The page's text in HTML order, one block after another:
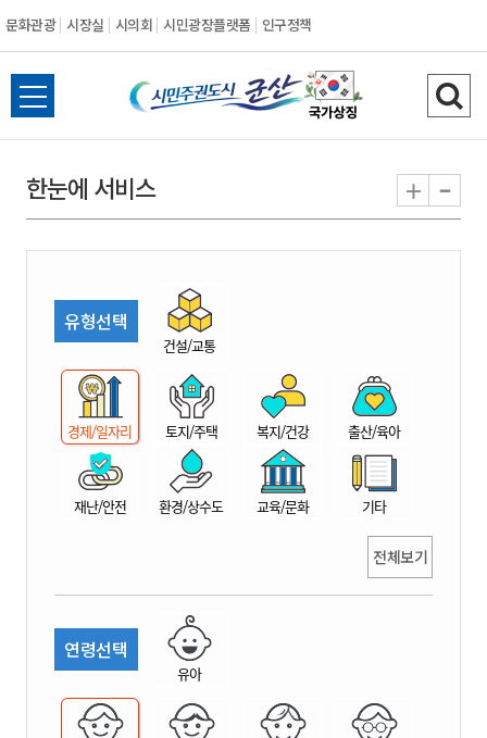
문화관광 시장실 시의회 시민광장플랫폼 인구정책
시
민
권
시
산
전
체
뉴
열
검
색
기
한눈에 서비스 + -
유형선택
건설/교통
경제/일자리 토지/주택 복지/건강 출산/육아
재난/안전 환경/상수도 교육/문화 기타
전체보기
연령선택
유아